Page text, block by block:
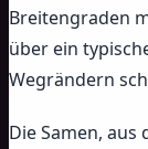
Breitengraden
über ein
Wegrändern
Die Samen,